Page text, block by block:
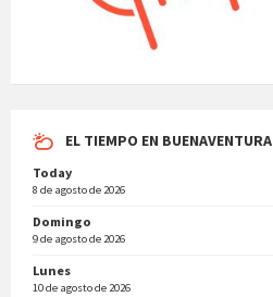
EL TIEMPO EN BUENAVENTURA
Today
8 de agosto de 2026
Domingo
9 de agosto de 2026
Lunes
10 de agosto de 2026